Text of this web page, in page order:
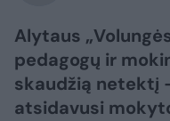
Alytaus
pedagogų ir
skaudžią netektį
atsidavusi